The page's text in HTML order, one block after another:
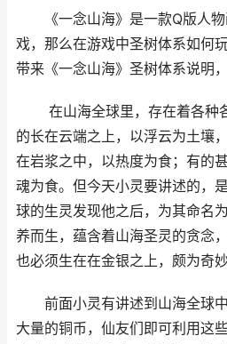
《一念山海》是一款Q版人
戏，那么在游戏中圣树体系如何
带来《一念山海》圣树体系说明
在山海全球里，存在着各种
的长在云端之上，以浮云为土壤
在岩浆之中，以热度为食；有的
魂为食。但今天小灵要讲述的，
球的生灵发现他之后，为其命名
养而生，蕴含着山海圣灵的贪念
也必须生在在金银之上，颇为奇妙
前面小灵有讲述到山海全球
大量的铜币，仙友们即可利用这